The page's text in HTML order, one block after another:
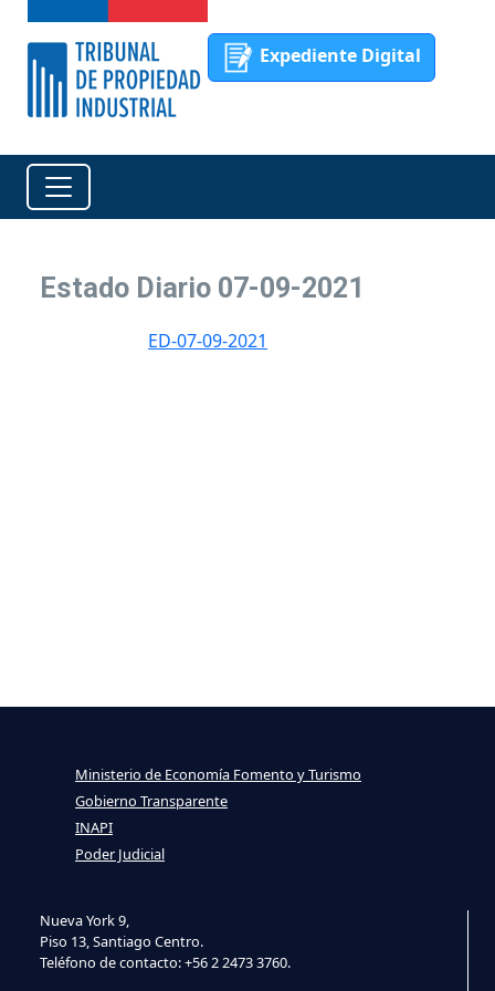
Expediente Digital
Estado Diario 07-09-2021
ED-07-09-2021
Nueva York 9,
Piso 13, Santiago Centro.
Teléfono de contacto: +56 2 2473 3760.
Ministerio de Economía Fomento y Turismo
Gobierno Transparente
INAPI
Poder Judicial